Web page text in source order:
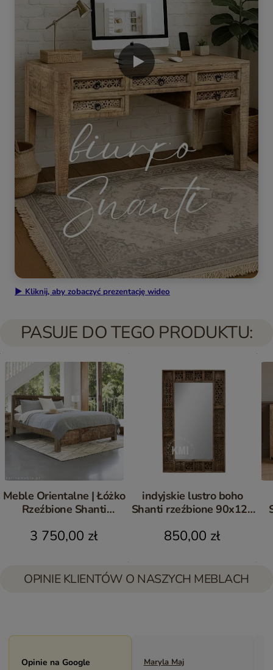
▶ Kliknij, aby zobaczyć prezentację wideo
PASUJE DO TEGO PRODUKTU:
Meble Orientalne | Łóżko
Rzeźbione Shanti
3 750,00 zł
indyjskie lustro boho
Shanti rzeźbione 90x120
850,00 zł
OPINIE KLIENTÓW O NASZYCH MEBLACH
Opinie na Google
Maryla Maj Monika Andrzejewska